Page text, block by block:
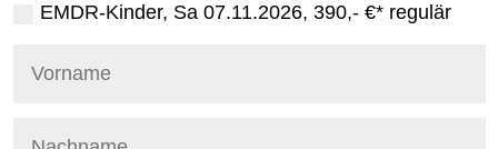
EMDR-Kinder, Sa 07.11.2026, 390,- €* regulär